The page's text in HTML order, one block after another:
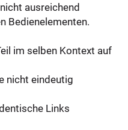
ausreichend
Bedienelementen.
im selben Kontext auf
nicht eindeutig
Links